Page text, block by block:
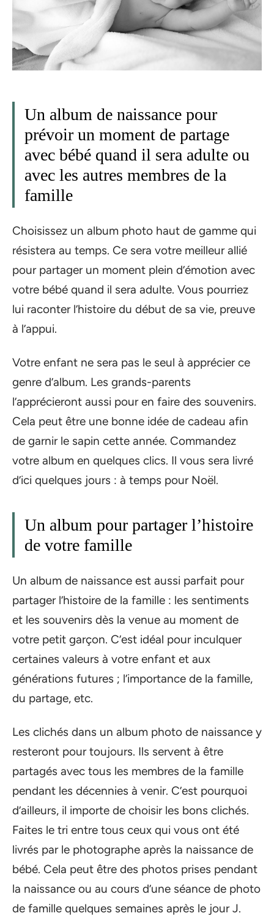
Un album de naissance pour
prévoir un moment de partage
avec bébé quand il sera adulte ou
avec les autres membres de la
famille
Choisissez un album photo haut de gamme qui
résistera au temps. Ce sera votre meilleur allié
pour partager un moment plein d’émotion avec
votre bébé quand il sera adulte. Vous pourriez
lui raconter l’histoire du début de sa vie, preuve
à l’appui.
Votre enfant ne sera pas le seul à apprécier ce
genre d’album. Les grands-parents
l’apprécieront aussi pour en faire des souvenirs.
Cela peut être une bonne idée de cadeau afin
de garnir le sapin cette année. Commandez
votre album en quelques clics. Il vous sera livré
d’ici quelques jours : à temps pour Noël.
Un album pour partager l’histoire
de votre famille
Un album de naissance est aussi parfait pour
partager l’histoire de la famille : les sentiments
et les souvenirs dès la venue au moment de
votre petit garçon. C’est idéal pour inculquer
certaines valeurs à votre enfant et aux
générations futures ; l’importance de la famille,
du partage, etc.
Les clichés dans un album photo de naissance y
resteront pour toujours. Ils servent à être
partagés avec tous les membres de la famille
pendant les décennies à venir. C’est pourquoi
d’ailleurs, il importe de choisir les bons clichés.
Faites le tri entre tous ceux qui vous ont été
livrés par le photographe après la naissance de
bébé. Cela peut être des photos prises pendant
la naissance ou au cours d’une séance de photo
de famille quelques semaines après le jour J.